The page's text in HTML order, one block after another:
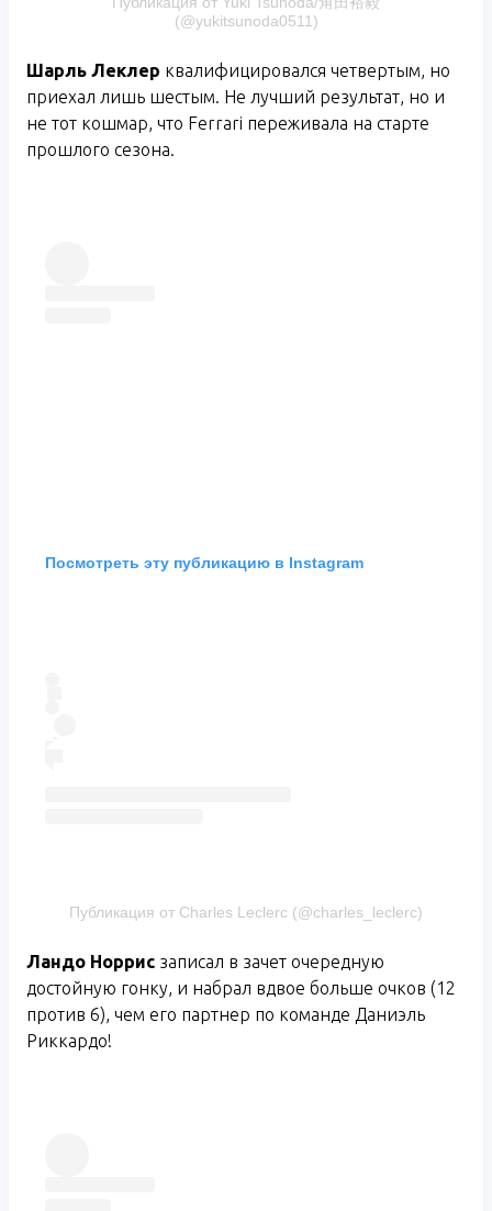
(@yukitsunoda0511)
Шарль Леклер квалифицировался четвертым, но
приехал лишь шестым. Не лучший результат, но и
не тот кошмар, что Ferrari переживала на старте
прошлого сезона.
Посмотреть эту публикацию в Instagram
Публикация от Charles Leclerc (@charles_leclerc)
Ландо Норрис записал в зачет очередную
достойную гонку, и набрал вдвое больше очков (12
против 6), чем его партнер по команде Даниэль
Риккардо!